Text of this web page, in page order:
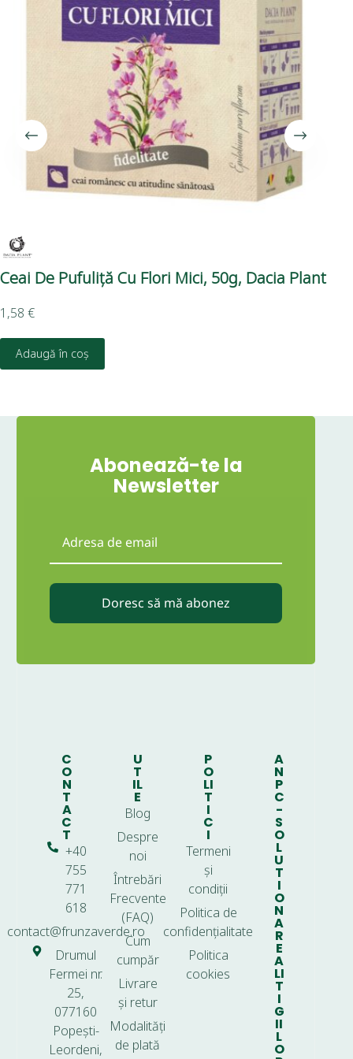
Ceai De Pufuliţă Cu Flori Mici, 50g, Dacia Plant
1,58 €
Adaugă în coș
Abonează-te la
Newsletter
Doresc să mă abonez
C
O
N
T
A
C
T
+40
755
771
618
contact@frunzaverde.ro
Drumul
Fermei nr.
25,
077160
Popești-
Leordeni,
U
T
IL
E
Blog
Despre
noi
Întrebări
Frecvente
(FAQ)
Cum
cumpăr
Livrare
și retur
Modalități
de plată
P
O
LI
T
I
C
I
Termeni
și
condiții
Politica de
confidențialitate
Politica
cookies
A
N
P
C
-
S
O
L
U
T
I
O
N
A
R
E
A
LI
T
I
G
II
L
O